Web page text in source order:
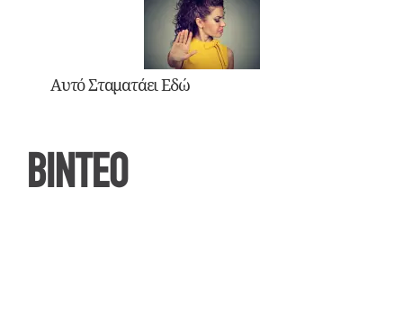
Αυτό Σταματάει Εδώ
ΒΙΝΤΕΟ